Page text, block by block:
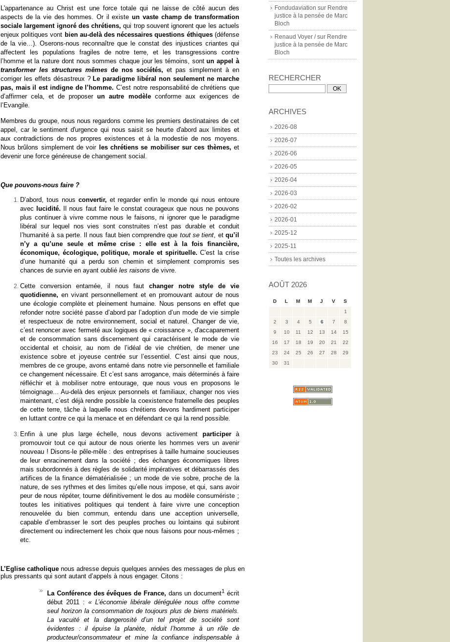
Fondudaviation sur Rendre
justice à la pensée de Marc
Bloch
Renaud Voyer /sur Rendre
justice à la pensée de Marc
Bloch
RECHERCHER
ARCHIVES
2026-08
2026-07
2026-06
2026-05
2026-04
2026-03
2026-02
2026-01
2025-12
2025-11
Toutes les archives
AOÛT 2026
D L M M J V
S
1
2
3 4 5 6 7
8
9
10 11 12 13 14
15
16
17 18 19 20 21
22
23
24 25 26 27 28
29
30
31
L'appartenance au Christ est une force totale qui ne laisse de côté aucun des
aspects de la vie des hommes. Or il existeun vaste champ de transformation
sociale largement ignoré des chrétiens, qui trop souvent ignorent que les actuels
enjeux politiques vont bien au-delà des nécessaires questions éthiques(défense
de la vie…). Oserons-nous reconnaître que le constat des injustices criantes qui
affectent les populations fragiles de notre terre, et les transgressions contre
l’homme et la nature dont nous sommes chaque jour les témoins, sontun appel à
transformer les structures mêmes de nos sociétés, et pas simplement à en
corriger les effets désastreux ? Le paradigme libéral non seulement ne marche
pas, mais il est indigne de l’homme. C’est notre responsabilité de chrétiens que
d’affirmer cela, et de proposerun autre modèleconforme aux exigences de
l’Evangile.
Membres du groupe, nous nous regardons comme les premiers destinataires de cet
appel, car le sentiment d'urgence qui nous saisit se heurte d'abord aux limites et
aux contradictions de nos propres existences et à la modestie de nos moyens.
Nous brûlons simplement de voirles chrétiens se mobiliser sur ces thèmes, et
devenir une force généreuse de changement social.
Que pouvons-nous faire ?
D’abord, tous nous convertir, et regarder enfin le monde qui nous entoure
avec
lucidité. Il nous faut faire le constat courageux que nous ne pouvons
plus continuer à vivre comme nous le faisons, ni ignorer que le paradigme
libéral sur lequel nos vies sont construites n’est pas durable et conduit
l’humanité à sa perte. Il nous faut bien comprendre que tout se tient , et qu’il
n’y a qu’une seule et même crise : elle est à la fois financière,
économique, écologique, politique, morale et spirituelle. C’est la crise
d’une humanité qui a perdu son chemin et simplement compromis ses
chances de survie en ayant oublié les raisons de vivre.
Cette conversion entamée, il nous fautchanger notre style de vie
quotidienne, en vivant personnellement et en promouvant autour de nous
une écologie complète et pleinement humaine. Nous pensons en effet que
refonder notre société passe d’abord par l’adoption d’un mode de vie simple
et respectueux de notre environnement, social et naturel. Changer de vie,
c’est renoncer avec fermeté aux logiques de « croissance », d'accaparement
et de consommation sans discernement qui caractérisent le mode de vie
occidental et choisir, au nom de l’idéal de vie chrétien, de mener une
existence sobre et joyeuse centrée sur l’essentiel. C’est ainsi que nous,
membres de ce groupe, avons entamé dans notre vie personnelle et familiale
ce changement nécessaire. Et c’est sans arrogance, mais déterminés à faire
réfléchir et à mobiliser notre entourage, que nous vous en proposons le
témoignage... Au-delà des enjeux personnels et familiaux, changer nos vies
maintenant, c’est déjà rendre possible la coexistence fraternelle des peuples
de cette terre, tâche à laquelle nous chrétiens devons hardiment participer
en luttant contre ce qui la menace et en défendant ce qui la rend possible.
Enfin à une plus large échelle, nous devons activement participerà
promouvoir tout ce qui autour de nous oriente les hommes vers un avenir
nouveau ! Disons-le pêle-mêle : des entreprises à taille humaine soucieuses
de leur enracinement dans la société ; des échanges économiques libres
mais subordonnés à des règles de solidarité impératives et débarrassés des
artifices de la finance dématérialisée ; un mode de vie sobre, proche de la
nature, de ses rythmes et des limites qu’elle nous impose, et qui, sans avoir
peur de nous répéter, tourne définitivement le dos au modèle consumériste ;
toutes les initiatives politiques qui tendent à faire vivre une conception
renouvelée du bien commun, entendu dans une acception universelle,
capable d’embrasser le sort des peuples proches ou lointains qui subiront
directement ou indirectement les choix que nous faisons pour nous-mêmes ;
etc.
L’Eglise catholique nous adresse depuis quelques années des messages de plus en
plus pressants qui sont autant d’appels à nous engager. Citons :
La Conférence des évêques de France, dans un document1 écrit
début 2011 : « L’économie libérale dérégulée nous offre comme
seul horizon la consommation de toujours plus de biens matériels.
La vacuité et la dangerosité d’un tel projet de société sont
évidentes : il épuise la planète, réduit l’homme à un rôle de
producteur/consommateur et mine la confiance indispensable à